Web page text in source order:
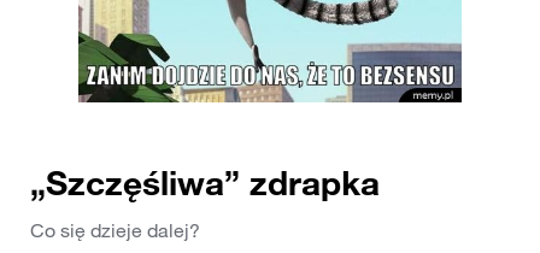
„Szczęśliwa” zdrapka
Co się dzieje dalej?